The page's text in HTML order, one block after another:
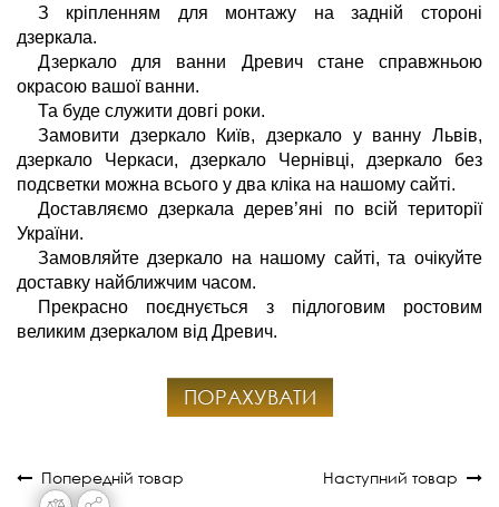
З кріпленням для монтажу на задній стороні
дзеркала.
Дзеркало для ванни Древич стане справжньою
окрасою вашої ванни.
Та буде служити довгі роки.
Замовити дзеркало Київ, дзеркало у ванну Львів,
дзеркало Черкаси, дзеркало Чернівці, дзеркало без
подсветки можна всього у два кліка на нашому сайті.
Доставляємо дзеркала дерев’яні по всій території
України.
Замовляйте дзеркало на нашому сайті, та очікуйте
доставку найближчим часом.
Прекрасно поєднується з підлоговим ростовим
великим дзеркалом від Древич.
ПОРАХУВАТИ
Попередній товар Наступний товар